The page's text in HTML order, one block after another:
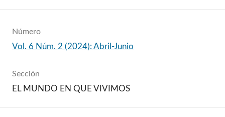
Número
Vol. 6 Núm. 2 (2024): Abril-Junio
Sección
EL MUNDO EN QUE VIVIMOS